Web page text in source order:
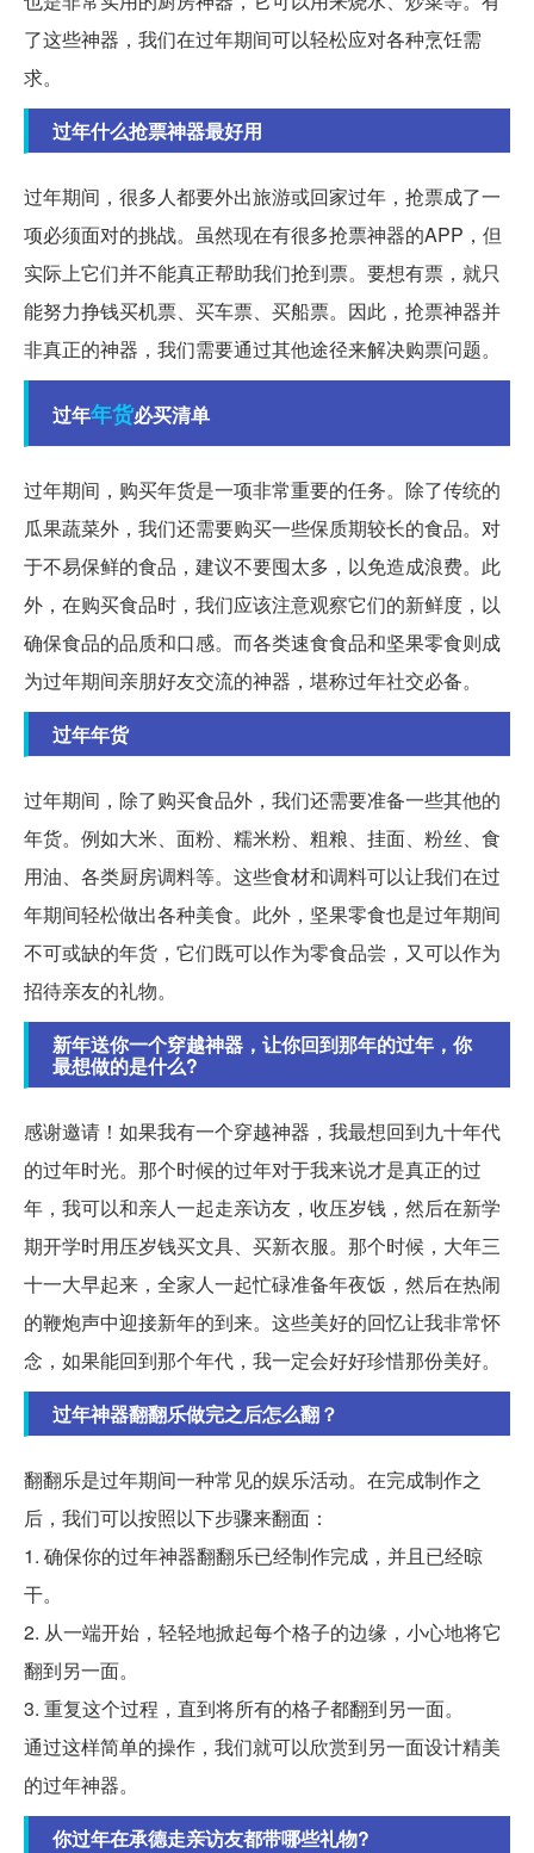
了这些神器，我们在过年期间可以轻松应对各种烹饪需
求。
过年什么抢票神器最好用
过年期间，很多人都要外出旅游或回家过年，抢票成了一
项必须面对的挑战。虽然现在有很多抢票神器的APP，但
实际上它们并不能真正帮助我们抢到票。要想有票，就只
能努力挣钱买机票、买车票、买船票。因此，抢票神器并
非真正的神器，我们需要通过其他途径来解决购票问题。
过年年货必买清单
过年期间，购买年货是一项非常重要的任务。除了传统的
瓜果蔬菜外，我们还需要购买一些保质期较长的食品。对
于不易保鲜的食品，建议不要囤太多，以免造成浪费。此
外，在购买食品时，我们应该注意观察它们的新鲜度，以
确保食品的品质和口感。而各类速食食品和坚果零食则成
为过年期间亲朋好友交流的神器，堪称过年社交必备。
过年年货
过年期间，除了购买食品外，我们还需要准备一些其他的
年货。例如大米、面粉、糯米粉、粗粮、挂面、粉丝、食
用油、各类厨房调料等。这些食材和调料可以让我们在过
年期间轻松做出各种美食。此外，坚果零食也是过年期间
不可或缺的年货，它们既可以作为零食品尝，又可以作为
招待亲友的礼物。
新年送你一个穿越神器，让你回到那年的过年，你
最想做的是什么?
感谢邀请！如果我有一个穿越神器，我最想回到九十年代
的过年时光。那个时候的过年对于我来说才是真正的过
年，我可以和亲人一起走亲访友，收压岁钱，然后在新学
期开学时用压岁钱买文具、买新衣服。那个时候，大年三
十一大早起来，全家人一起忙碌准备年夜饭，然后在热闹
的鞭炮声中迎接新年的到来。这些美好的回忆让我非常怀
念，如果能回到那个年代，我一定会好好珍惜那份美好。
过年神器翻翻乐做完之后怎么翻？
翻翻乐是过年期间一种常见的娱乐活动。在完成制作之
后，我们可以按照以下步骤来翻面：
1. 确保你的过年神器翻翻乐已经制作完成，并且已经晾
干。
2. 从一端开始，轻轻地掀起每个格子的边缘，小心地将它
翻到另一面。
3. 重复这个过程，直到将所有的格子都翻到另一面。
通过这样简单的操作，我们就可以欣赏到另一面设计精美
的过年神器。
你过年在承德走亲访友都带哪些礼物?